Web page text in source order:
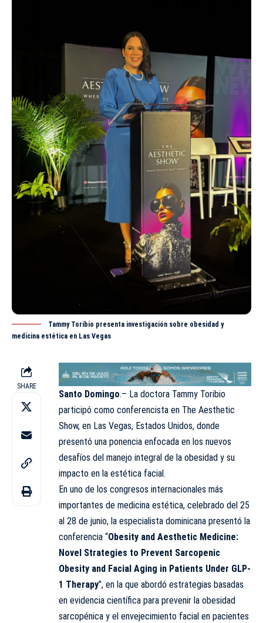
Tammy Toribio presenta investigación sobre obesidad y
medicina estética en Las Vegas
SHARE
Santo Domingo.– La doctora Tammy Toribio
participó como conferencista en The Aesthetic
Show, en Las Vegas, Estados Unidos, donde
presentó una ponencia enfocada en los nuevos
desafíos del manejo integral de la obesidad y su
impacto en la estética facial.
En uno de los congresos internacionales más
importantes de medicina estética, celebrado del 25
al 28 de junio, la especialista dominicana presentó la
conferencia “Obesity and Aesthetic Medicine:
Novel Strategies to Prevent Sarcopenic
Obesity and Facial Aging in Patients Under GLP-
1 Therapy”, en la que abordó estrategias basadas
en evidencia científica para prevenir la obesidad
sarcopénica y el envejecimiento facial en pacientes